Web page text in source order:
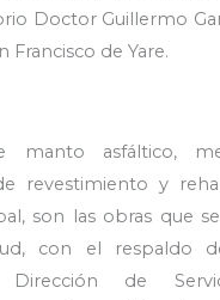
Doctor Guillermo
Francisco de Yare.
manto asfáltico,
revestimiento y
son las obras que
con el respaldo
de